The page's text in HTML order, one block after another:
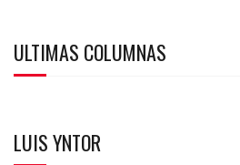
ULTIMAS COLUMNAS
LUIS YNTOR